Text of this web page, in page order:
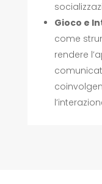
Gioco e
come
rendere